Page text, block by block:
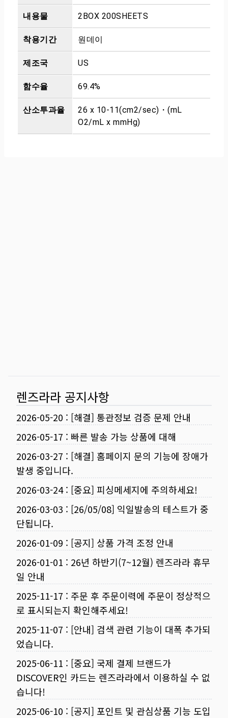
내용물 2BOX 200SHEETS
착용기간 원데이
제조국 US
함수율 69.4%
산소투과율
26 x 10-11(cm2/sec)・(mL
O2/mL x mmHg)
렌즈라라 공지사항
2026-05-20 : [해결] 통관정보 검증 문제 안내
2026-05-17 : 빠른 발송 가능 상품에 대해
2026-03-27 : [해결] 홈페이지 문의 기능에 장애가
발생 중입니다.
2026-03-24: [중요] 피싱메세지에 주의하세요!
2026-03-03 : [26/05/08] 익일발송의 테스트가 중
단됩니다.
2026-01-09 : [공지] 상품 가격 조정 안내
2026-01-01 : 26년 하반기(7~12월) 렌즈라라 휴무
일 안내
2025-11-17 : 주문 후 주문이력에 주문이 정상적으
로 표시되는지 확인해주세요!
2025-11-07 : [안내] 검색 관련 기능이 대폭 추가되
었습니다.
2025-06-11 : [중요] 국제 결제 브랜드가
DISCOVER인 카드는 렌즈라라에서 이용하실 수 없
습니다!
2025-06-10 : [공지] 포인트 및 관심상품 기능 도입